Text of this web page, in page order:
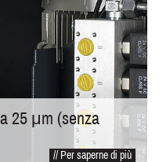
25 μm (senza
// Per saperne di più